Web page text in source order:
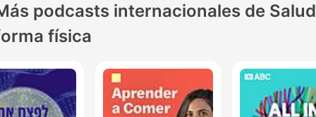
podcasts internacionales de
física